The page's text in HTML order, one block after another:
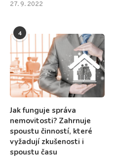
27. 9. 2022
4
Jak funguje správa
nemovitosti? Zahrnuje
spoustu činností, které
vyžadují zkušenosti i
spoustu času